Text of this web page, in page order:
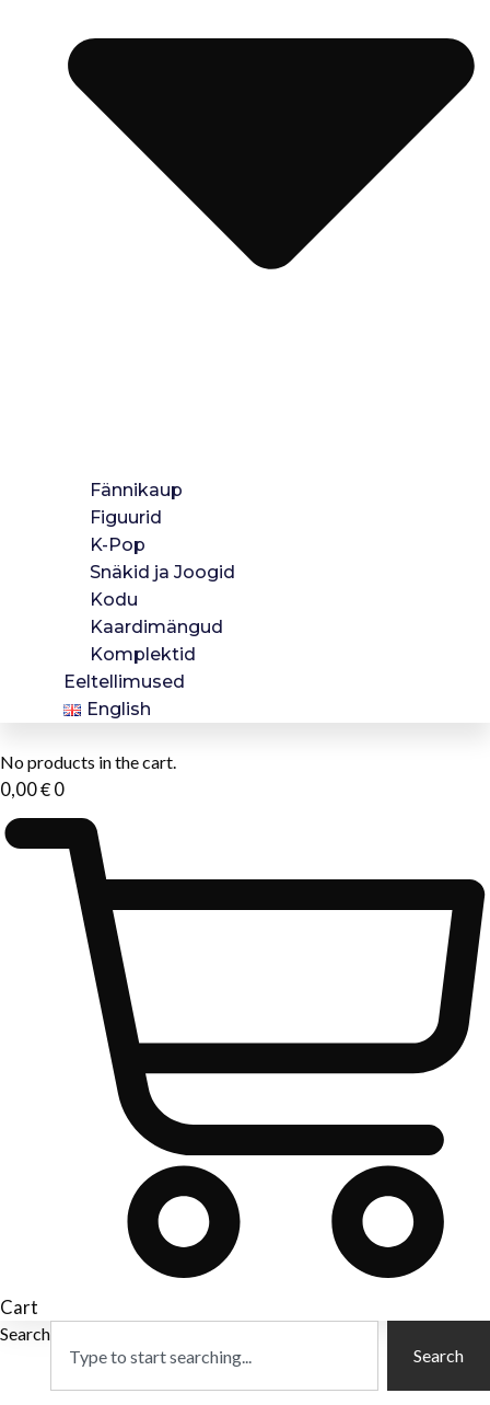
Fännikaup
Figuurid
K-Pop
Snäkid ja Joogid
Kodu
Kaardimängud
Komplektid
Eeltellimused
English
No products in the cart.
0,00€0
Cart
Search
Search